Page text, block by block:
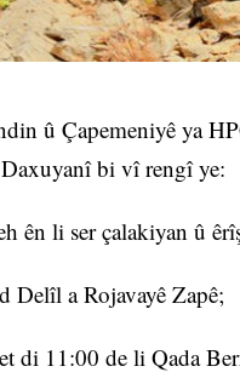
û Çapemeniyê ya
bi vî rengî ye:
ên li ser çalakiyan û
Delîl a Rojavayê Zapê;
di 11:00 de li Qada